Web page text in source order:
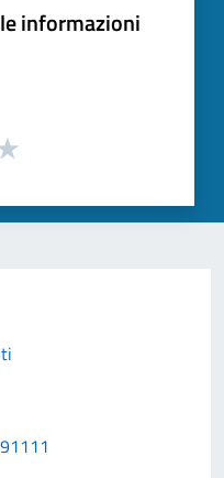
informazioni